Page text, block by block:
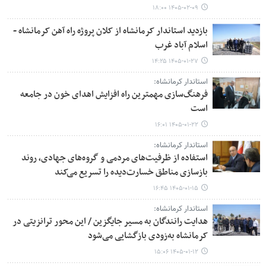
۱۴۰۵-۰۲-۰۹ ۱۸:۰۰
بازدید استاندار کرمانشاه از کلان پروژه راه آهن کرمانشاه -
اسلام آباد غرب
۱۴۰۵-۰۱-۲۷ ۱۴:۲۵
استاندار کرمانشاه:
فرهنگ‌سازی مهمترین راه افزایش اهدای خون در جامعه
است
۱۴۰۵-۰۱-۲۲ ۱۶:۰۱
استاندار کرمانشاه:
استفاده از ظرفیت‌های مردمی و گروه‌های جهادی، روند
بازسازی مناطق خسارت‌دیده را تسریع می‌کند
۱۴۰۵-۰۱-۱۵ ۱۶:۴۵
استاندار کرمانشاه:
هدایت رانندگان به مسیر جایگزین / این محور ترانزیتی در
کرمانشاه به‌زودی بازگشایی می‌شود
۱۴۰۵-۰۱-۱۲ ۱۵:۰۶